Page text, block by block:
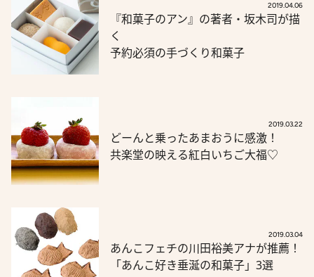
2019.04.06
『和菓子のアン』の著者・坂木司が描
く
予約必須の手づくり和菓子
2019.03.22
どーんと乗ったあまおうに感激！
共楽堂の映える紅白いちご大福♡
2019.03.04
あんこフェチの川田裕美アナが推薦！
「あんこ好き垂涎の和菓子」3選